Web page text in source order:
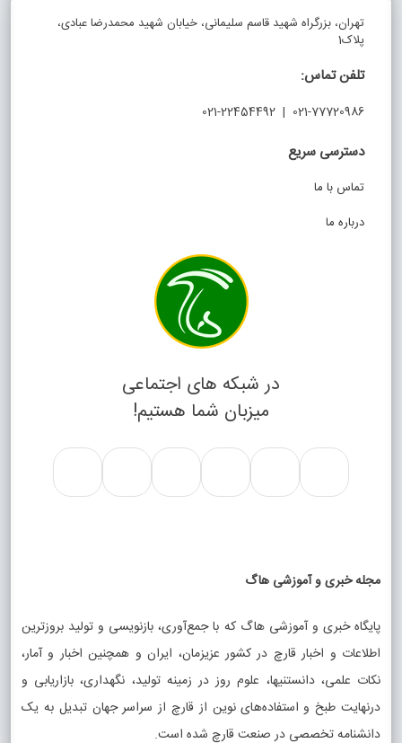
تهران، بزرگراه شهید قاسم سلیمانی، خیابان شهید محمدرضا عبادی،
پلاک1
تلفن تماس:
021-77720986 | 021-22454492
دسترسی سریع
تماس با ما
درباره ما
در شبکه های اجتماعی
میزبان شما هستیم!
مجله خبری و آموزشی هاگ
پایگاه خبری و آموزشی هاگ که با جمع‌آوری، بازنویسی و تولید بروزترین
اطلاعات و اخبار قارچ در کشور عزیزمان، ایران و همچنین اخبار و آمار،
نکات علمی، دانستنیها، علوم روز در زمینه تولید، نگهداری، بازاریابی و
درنهایت طبخ و استفاده‌های نوین از قارچ از سراسر جهان تبدیل به یک
دانشنامه تخصصی در صنعت قارچ شده است.